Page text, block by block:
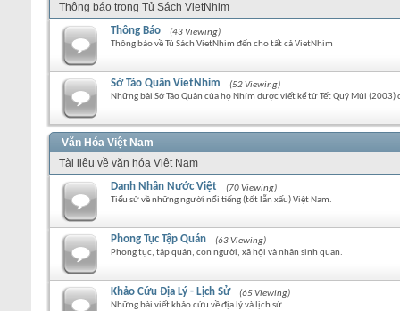
Thông báo trong Tủ Sách VietNhim
Thông Báo
(43 Viewing)
Thông báo về Tủ Sách VietNhim đến cho tất cả VietNhim
Sớ Táo Quân VietNhim
(52 Viewing)
Những bài Sớ Táo Quân của họ Nhím được viết kể từ Tết Quý Mùi (2003)
Văn Hóa Việt Nam
Tài liệu về văn hóa Việt Nam
Danh Nhân Nước Việt
(70 Viewing)
Tiểu sử về những người nổi tiếng (tốt lẫn xấu) Việt Nam.
Phong Tục Tập Quán
(63 Viewing)
Phong tục, tập quán, con người, xã hội và nhân sinh quan.
Khảo Cứu Địa Lý - Lịch Sử
(65 Viewing)
Những bài viết khảo cứu về địa lý và lịch sử.